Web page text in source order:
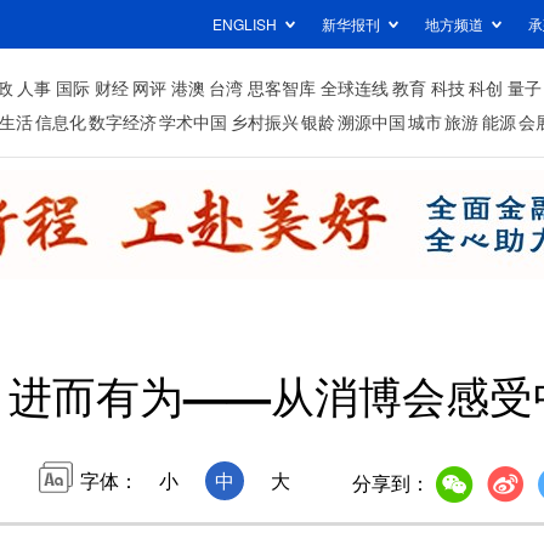
ENGLISH 新华报刊 地方频道
人事 国际 财经 网评 港澳 台湾 思客智库 全球连线教育 科技科创 量子
活信息化数字经济学术中国 乡村振兴银龄溯源中国城市旅游能源会
而有为——从消博会感受
字体： 小 中 大 分享到：